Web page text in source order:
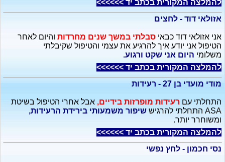
להמלצה המקורית בכתב יד >>>>>>
אזולאי דוד - לחצים
אני אזולאי דוד כבאי סבלתי במשך שנים מחרדות והיום לאחר
הטיפול אני יודע איך להרגיע את עצמי והטיפול שקיבלתי
משלומי היום אני שקט ורגוע.
להמלצה המקורית בכתב יד >>>>>>
מודי מועדי בן 27 - רעידות
התחלתי עם רעידות מופרזות בידיים, אבל אחרי הטיפול בשיטת
ASA התחלתי להרגיש
שיפור משמעותי בירידת הרעידות,
ומשוחרר יותר.
להמלצה המקורית בכתב יד >>>>>>
נסי חכמון - לחץ נפשי